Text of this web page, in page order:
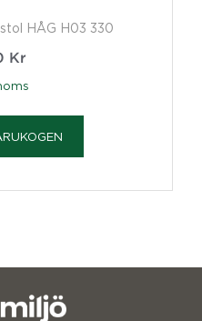
HÅG H03 330
Kr